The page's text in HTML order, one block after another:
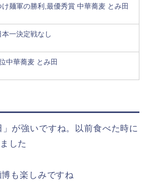
け麺軍の勝利,最優秀賞 中華蕎麦 とみ田
本一決定戦なし
中華蕎麦 とみ田
」が強いですね。以前食べた時に
した
も楽しみですね